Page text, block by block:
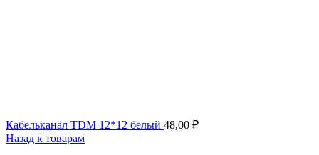
Кабельканал TDM 12*12 белый 48,00 ₽
Назад к товарам